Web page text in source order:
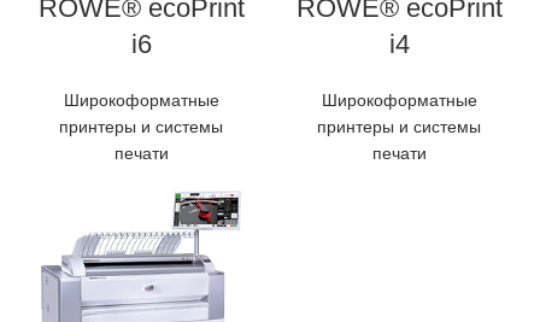
ROWE® ecoPrint
i6
Широкоформатные
принтеры и системы
печати
ROWE® ecoPrint
i4
Широкоформатные
принтеры и системы
печати